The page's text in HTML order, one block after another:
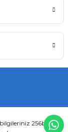
256bit SSL